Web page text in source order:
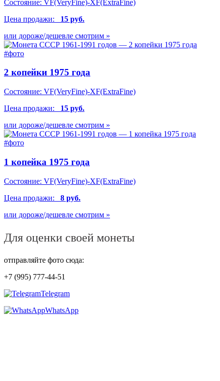
Состояние: VF(VeryFine)-XF(ExtraFine)
Цена продажи:
15 руб.
или дороже/дешевле смотрим »
2 копейки 1975 года
Состояние: VF(VeryFine)-XF(ExtraFine)
Цена продажи:
15 руб.
или дороже/дешевле смотрим »
1 копейка 1975 года
Состояние: VF(VeryFine)-XF(ExtraFine)
Цена продажи:
8 руб.
или дороже/дешевле смотрим »
Для оценки своей монеты
отправляйте фото сюда:
+7 (995) 777-44-51
Telegram
WhatsApp